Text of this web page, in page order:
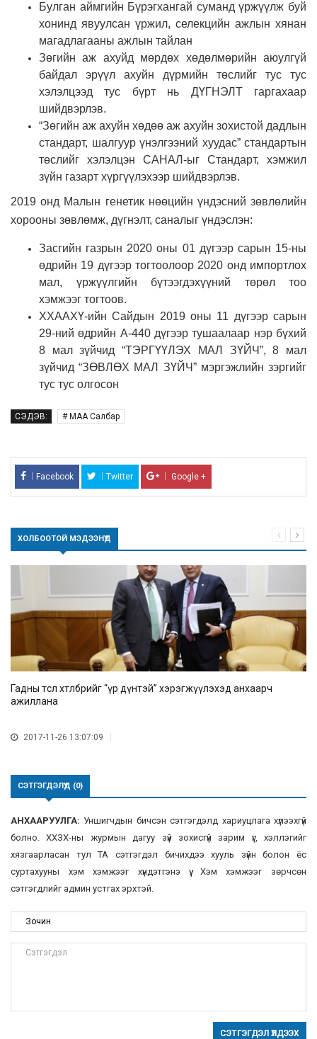
Булган аймгийн Бүрэгхангай суманд үржүүлж буй
хонинд явуулсан үржил, селекцийн ажлын хянан
магадлагааны ажлын тайлан
Зөгийн аж ахуйд мөрдөх хөдөлмөрийн аюулгүй
байдал эрүүл ахуйн дүрмийн төслийг тус тус
хэлэлцээд тус бүрт нь ДҮГНЭЛТ гаргахаар
шийдвэрлэв.
“Зөгийн аж ахуйн хөдөө аж ахуйн зохистой дадлын
стандарт, шалгуур үнэлгээний хуудас” стандартын
төслийг хэлэлцэн САНАЛ-ыг Стандарт, хэмжил
зүйн газарт хүргүүлэхээр шийдвэрлэв.
2019 онд Малын генетик нөөцийн үндэсний зөвлөлийн
хорооны зөвлөмж, дүгнэлт, саналыг үндэслэн:
Засгийн газрын 2020 оны 01 дүгээр сарын 15-ны
өдрийн 19 дүгээр тогтоолоор 2020 онд импортлох
мал, үржүүлгийн бүтээгдэхүүний төрөл тоо
хэмжээг тогтоов.
ХХААХҮ-ийн Сайдын 2019 оны 11 дүгээр сарын
29-ний өдрийн А-440 дүгээр тушаалаар нэр бүхий
8 мал зүйчид “ТЭРГҮҮЛЭХ МАЛ ЗҮЙЧ”, 8 мал
зүйчид “ЗӨВЛӨХ МАЛ ЗҮЙЧ” мэргэжлийн зэргийг
тус тус олгосон
СЭДЭВ: # МАА Салбар
Facebook Twitter Google +
ХОЛБООТОЙ МЭДЭЭНҮҮД
Гадны төсөл хөтөлбөрийг “үр дүнтэй” хэрэгжүүлэхэд анхаарч
ажиллана
2017-11-26 13:07:09
СЭТГЭГДЭЛҮҮД (0)
АНХААРУУЛГА: Уншигчдын бичсэн сэтгэгдэлд хариуцлага хүлээхгүй
болно. ХХЗХ-ны журмын дагуу зүй зохисгүй зарим үг, хэллэгийг
хязгаарласан тул ТА сэтгэгдэл бичихдээ хууль зүйн болон ёс
суртахууны хэм хэмжээг хүндэтгэнэ үү. Хэм хэмжээг зөрчсөн
сэтгэгдлийг админ устгах эрхтэй.
СЭТГЭГДЭЛ ҮЛДЭЭХ